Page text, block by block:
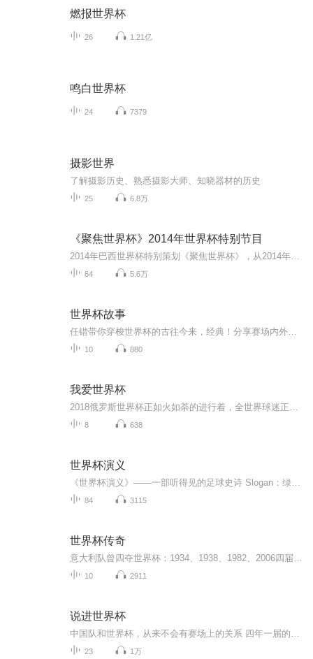
燃报世界杯
26 1.21亿
鸣白世界杯
24 7379
摄影世界
了解摄影历史、熟悉摄影大师、知晓器材的历史
25 6.8万
《聚焦世界杯》2014年世界杯特别节目
64 5.6万
世界杯故事
10 880
我爱世界杯
8 638
世界杯演义
84 3115
世界杯传奇
10 2911
说进世界杯
23 1万